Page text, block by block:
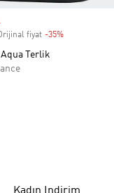
fiyat -35%
Terlik